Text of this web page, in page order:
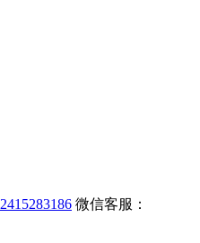
2415283186 微信客服：